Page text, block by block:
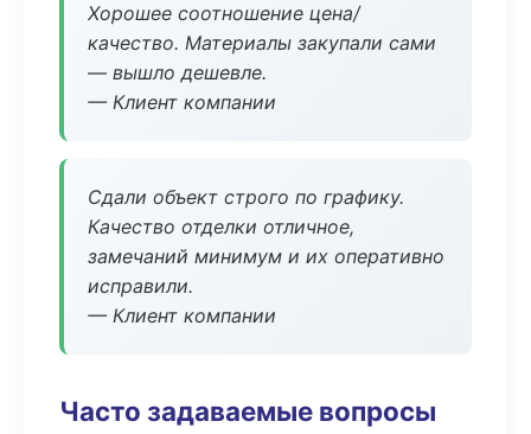
Хорошее соотношение цена/
качество. Материалы закупали сами
— вышло дешевле.
— Клиент компании
Сдали объект строго по графику.
Качество отделки отличное,
замечаний минимум и их оперативно
исправили.
— Клиент компании
Часто задаваемые вопросы